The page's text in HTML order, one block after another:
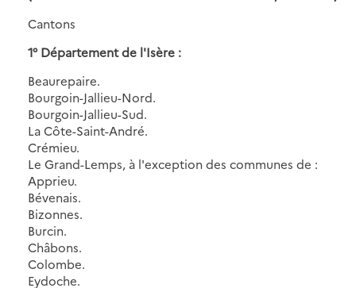
Cantons
1° Département de l'Isère :
Beaurepaire.
Bourgoin-Jallieu-Nord.
Bourgoin-Jallieu-Sud.
La Côte-Saint-André.
Crémieu.
Le Grand-Lemps, à l'exception des communes de :
Apprieu.
Bévenais.
Bizonnes.
Burcin.
Châbons.
Colombe.
Eydoche.